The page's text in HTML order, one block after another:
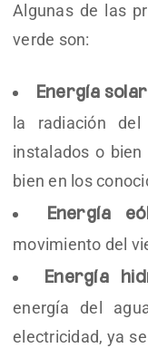
Algunas de las
verde son:
Energía
la radiación
instalados o
bien en los
Energía
movimiento del
Energía
energía del
electricidad, ya